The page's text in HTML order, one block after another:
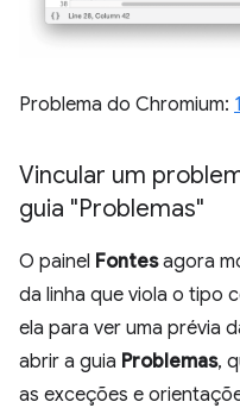
Problema do Chromium:
Vincular um
guia "Problemas"
O painel Fontesagora
da linha que viola o tipo
ela para ver uma prévia
abrir a guia Problemas,
as exceções e